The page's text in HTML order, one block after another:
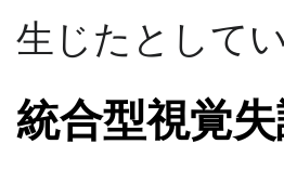
生じたとして
統合型視覚